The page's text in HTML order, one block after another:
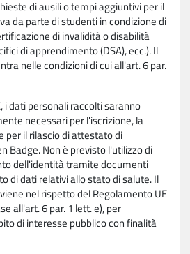
di ausili o tempi aggiuntivi per il
da parte di studenti in condizione di
di invalidità o disabilità
di apprendimento (DSA), ecc.). Il
nelle condizioni di cui all'art. 6 par.
i dati personali raccolti saranno
necessari per l'iscrizione, la
per il rilascio di attestato di
Badge. Non è previsto l'utilizzo di
dell'identità tramite documenti
di dati relativi allo stato di salute. Il
nel rispetto del Regolamento UE
all'art. 6 par. 1 lett. e), per
di interesse pubblico con finalità